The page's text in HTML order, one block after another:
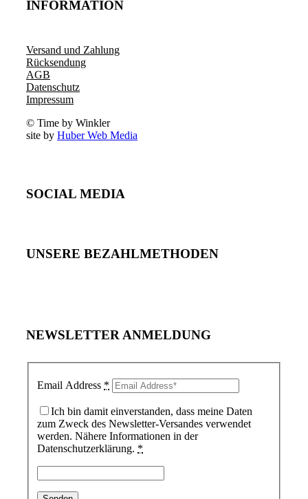
INFORMATION
Versand und Zahlung
Rücksendung
AGB
Datenschutz
Impressum
© Time by Winkler
site by Huber Web Media
SOCIAL MEDIA
UNSERE BEZAHLMETHODEN
NEWSLETTER ANMELDUNG
Email Address *
Ich bin damit einverstanden, dass meine Daten
zum Zweck des Newsletter-Versandes verwendet
werden. Nähere Informationen in der
Datenschutzerklärung. *